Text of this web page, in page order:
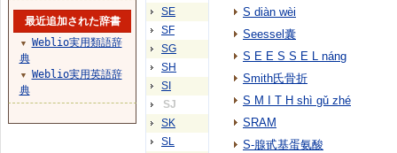
SE
SF
SG
SH
SI
SJ
SK
SL
S diàn wèi
Seessel囊
S E E S S E L náng
Smith氏骨折
S M I T H shì gǔ zhé
SRAM
S-腺甙基蛋氨酸
最近追加された辞書
▼
Weblio実用類語辞
典
▼
Weblio実用英語辞
典